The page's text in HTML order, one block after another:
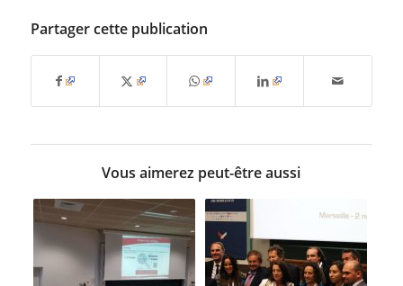
Partager cette publication
Vous aimerez peut-être aussi